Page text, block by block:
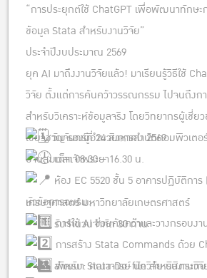
“การประยุกต์ใช้ ChatGPT เพื่อพัฒนาทักษะ
ข้อมูล Stata สำหรับงานวิจัย”
ประจำปีงบประมาณ 2569
ยุค AI มาถึงงานวิจัยแล้ว! มาเรียนรู้วิธีใช้
วิจัย ตั้งแต่การค้นคว้าวรรณกรรม ไปจนถึงก
สำหรับวิเคราะห์ข้อมูลจริง โดยวิทยากรผู้เชี่
เชี่ยวชาญ รองผู้อำนวยการสำนักคอมพิวเต
บ้านสมเด็จเจ้าพระยา
วันจันทร์ที่ 24 สิงหาคม 2569
เวลา 08.30 – 16.30 น.
ห้อง EC 5520 ชั้น 5 อาคารปฏิบัติกา
เศรษฐศาสตร์ มหาวิทยาลัยเกษตรศาสตร์
รับจำนวนจำกัด 30 ท่าน
หัวข้อการอบรม:
การใช้ AI ช่วยค้นคว้าและวางกรอบงา
การสร้าง Stata Commands ด้วย
พัฒนา Stata Do-file สำหรับงานวิจั
สำหรับ: คณาจารย์ นักวิจัย นิสิตระดั